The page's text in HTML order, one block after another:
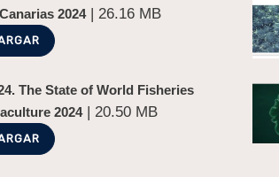
2024| 26.16 MB
The State of World Fisheries
2024| 20.50 MB